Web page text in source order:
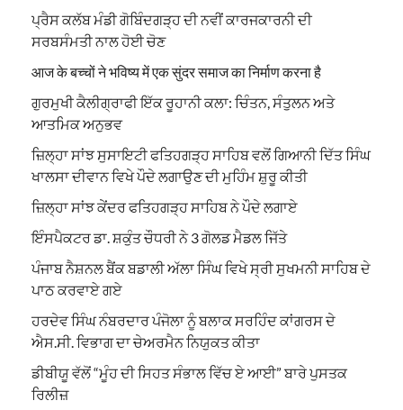
ਪ੍ਰੈਸ ਕਲੱਬ ਮੰਡੀ ਗੋਬਿੰਦਗੜ੍ਹ ਦੀ ਨਵੀਂ ਕਾਰਜਕਾਰਨੀ ਦੀ
ਸਰਬਸੰਮਤੀ ਨਾਲ ਹੋਈ ਚੋਣ
आज के बच्चों ने भविष्य में एक सुंदर समाज का निर्माण करना है
ਗੁਰਮੁਖੀ ਕੈਲੀਗ੍ਰਾਫੀ ਇੱਕ ਰੂਹਾਨੀ ਕਲਾ: ਚਿੰਤਨ, ਸੰਤੁਲਨ ਅਤੇ
ਆਤਮਿਕ ਅਨੁਭਵ
ਜ਼ਿਲ੍ਹਾ ਸਾਂਝ ਸੁਸਾਇਟੀ ਫਤਿਹਗੜ੍ਹ ਸਾਹਿਬ ਵਲੋਂ ਗਿਆਨੀ ਦਿੱਤ ਸਿੰਘ
ਖਾਲਸਾ ਦੀਵਾਨ ਵਿਖੇ ਪੌਦੇ ਲਗਾਉਣ ਦੀ ਮੁਹਿੰਮ ਸ਼ੁਰੂ ਕੀਤੀ
ਜ਼ਿਲ੍ਹਾ ਸਾਂਝ ਕੇਂਦਰ ਫਤਿਹਗੜ੍ਹ ਸਾਹਿਬ ਨੇ ਪੌਦੇ ਲਗਾਏ
ਇੰਸਪੈਕਟਰ ਡਾ. ਸ਼ਕੁੰਤ ਚੌਧਰੀ ਨੇ 3 ਗੋਲਡ ਮੈਡਲ ਜਿੱਤੇ
ਪੰਜਾਬ ਨੈਸ਼ਨਲ ਬੈਂਕ ਬਡਾਲੀ ਅੱਲਾ ਸਿੰਘ ਵਿਖੇ ਸ੍ਰੀ ਸੁਖਮਨੀ ਸਾਹਿਬ ਦੇ
ਪਾਠ ਕਰਵਾਏ ਗਏ
ਹਰਦੇਵ ਸਿੰਘ ਨੰਬਰਦਾਰ ਪੰਜੋਲਾ ਨੂੰ ਬਲਾਕ ਸਰਹਿੰਦ ਕਾਂਗਰਸ ਦੇ
ਐਸ.ਸੀ. ਵਿਭਾਗ ਦਾ ਚੇਅਰਮੈਨ ਨਿਯੁਕਤ ਕੀਤਾ
ਡੀਬੀਯੂ ਵੱਲੋਂ “ਮੂੰਹ ਦੀ ਸਿਹਤ ਸੰਭਾਲ ਵਿੱਚ ਏ ਆਈ” ਬਾਰੇ ਪੁਸਤਕ
ਰਿਲੀਜ਼